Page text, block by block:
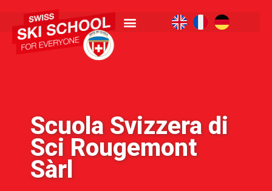
Scuola Svizzera di
Sci Rougemont
Sàrl